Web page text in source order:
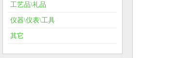
工艺品\礼品
仪器\仪表\工具
其它